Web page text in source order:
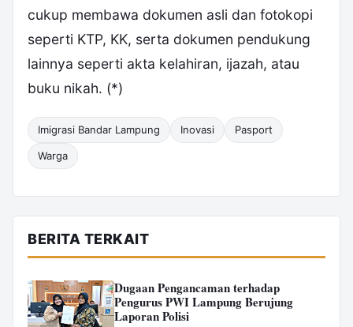
cukup membawa dokumen asli dan fotokopi
seperti KTP, KK, serta dokumen pendukung
lainnya seperti akta kelahiran, ijazah, atau
buku nikah. (*)
Imigrasi Bandar Lampung Inovasi Pasport
Warga
BERITA TERKAIT
Dugaan Pengancaman terhadap
Pengurus PWI Lampung Berujung
Laporan Polisi